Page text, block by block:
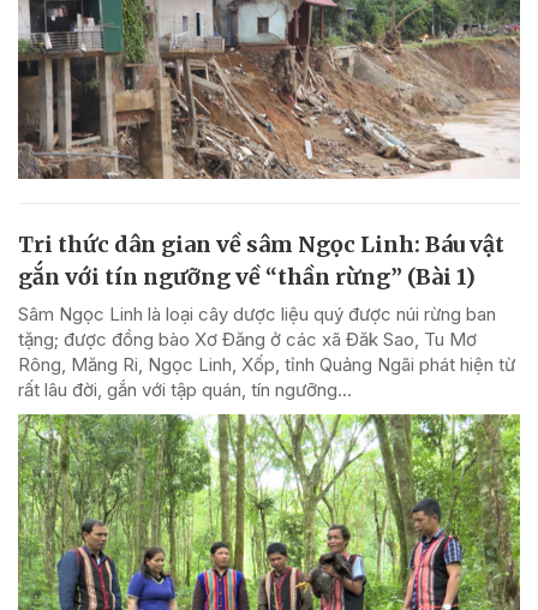
Tri thức dân gian về sâm Ngọc Linh: Báu vật
gắn với tín ngưỡng về “thần rừng” (Bài 1)
Sâm Ngọc Linh là loại cây dược liệu quý được núi rừng ban
tặng; được đồng bào Xơ Đăng ở các xã Đăk Sao, Tu Mơ
Rông, Măng Ri, Ngọc Linh, Xốp, tỉnh Quảng Ngãi phát hiện từ
rất lâu đời, gắn với tập quán, tín ngưỡng...